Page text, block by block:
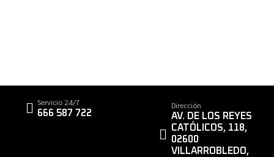
Servicio 24/7
666 587 722
Dirección
AV. DE LOS REYES
CATÓLICOS, 118,
02600
VILLARROBLEDO,